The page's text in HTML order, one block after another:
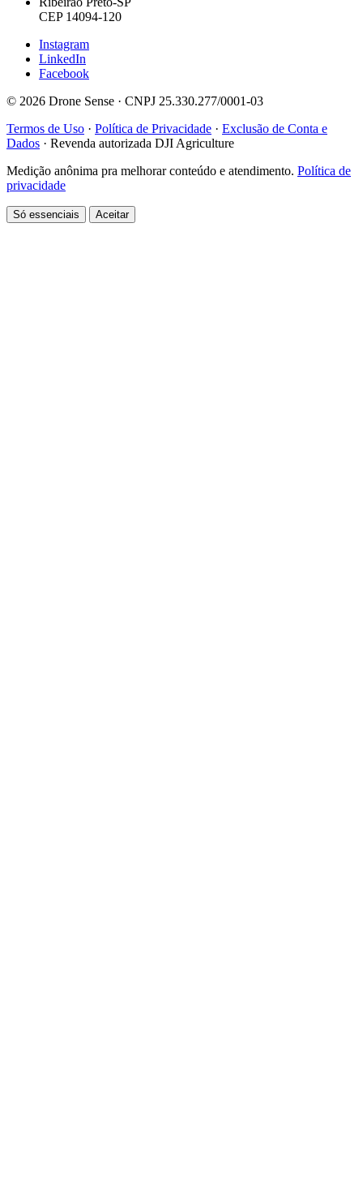
CEP 14094-120
Instagram
LinkedIn
Facebook
© 2026 Drone Sense · CNPJ 25.330.277/0001-03
Termos de Uso · Política de Privacidade · Exclusão de Conta e
Dados · Revenda autorizada DJI Agriculture
Medição anônima pra melhorar conteúdo e atendimento. Política de
privacidade
Só essenciais Aceitar